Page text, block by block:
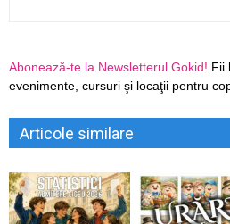
Abonează-te la Newsletterul Gokid! Fii
evenimente, cursuri şi locaţii pentru
Articole similare